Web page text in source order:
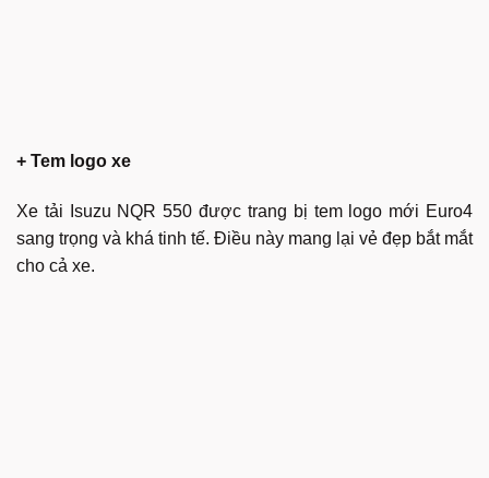
+ Tem logo xe
Xe tải Isuzu NQR 550 được trang bị tem logo mới Euro4
sang trọng và khá tinh tế. Điều này mang lại vẻ đẹp bắt mắt
cho cả xe.